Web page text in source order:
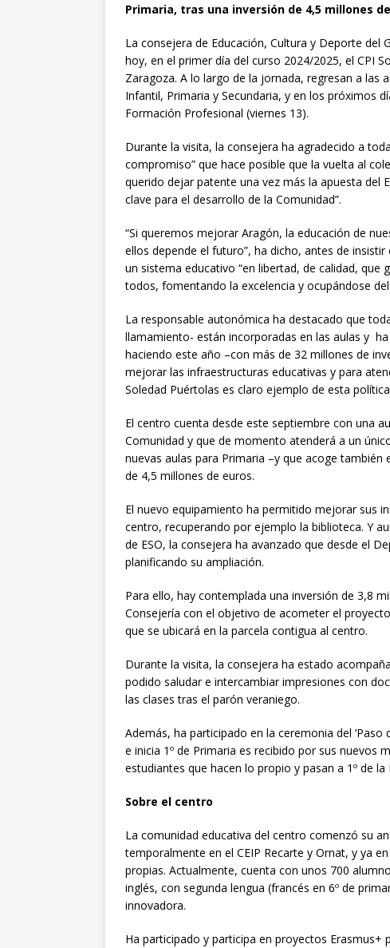
Primaria, tras una inversión de 4,5 millones
La consejera de Educación, Cultura y Deporte del
hoy, en el primer día del curso 2024/2025, el CPI
Zaragoza. A lo largo de la jornada, regresan a las
Infantil, Primaria y Secundaria, y en los próximos
Formación Profesional (viernes 13).
Durante la visita, la consejera ha agradecido a
compromiso” que hace posible que la vuelta al
querido dejar patente una vez más la apuesta del
clave para el desarrollo de la Comunidad”.
“Si queremos mejorar Aragón, la educación de
ellos depende el futuro”, ha dicho, antes de
un sistema educativo “en libertad, de calidad,
todos, fomentando la excelencia y ocupándose
La responsable autonómica ha destacado que
llamamiento- están incorporadas en las aulas y
haciendo este año –con más de 32 millones de
mejorar las infraestructuras educativas y para
Soledad Puértolas es claro ejemplo de esta
El centro cuenta desde este septiembre con una
Comunidad y que de momento atenderá a un
nuevas aulas para Primaria –y que acoge
de 4,5 millones de euros.
El nuevo equipamiento ha permitido mejorar sus
centro, recuperando por ejemplo la biblioteca. Y
de ESO, la consejera ha avanzado que desde el
planificando su ampliación.
Para ello, hay contemplada una inversión de 3,8
Consejería con el objetivo de acometer el
que se ubicará en la parcela contigua al centro.
Durante la visita, la consejera ha estado
podido saludar e intercambiar impresiones con
las clases tras el parón veraniego.
Además, ha participado en la ceremonia del
e inicia 1º de Primaria es recibido por sus
estudiantes que hacen lo propio y pasan a 1º de la
Sobre el centro
La comunidad educativa del centro comenzó su
temporalmente en el CEIP Recarte y Ornat, y ya
propias. Actualmente, cuenta con unos 700
inglés, con segunda lengua (francés en 6º de
innovadora.
Ha participado y participa en proyectos